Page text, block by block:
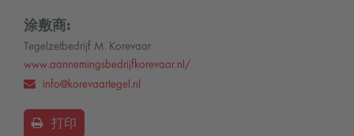
涂敷商:
Tegelzetbedrijf M. Korevaar
www.aannemingsbedrijfkorevaar.nl/
info@korevaartegel.nl
打印